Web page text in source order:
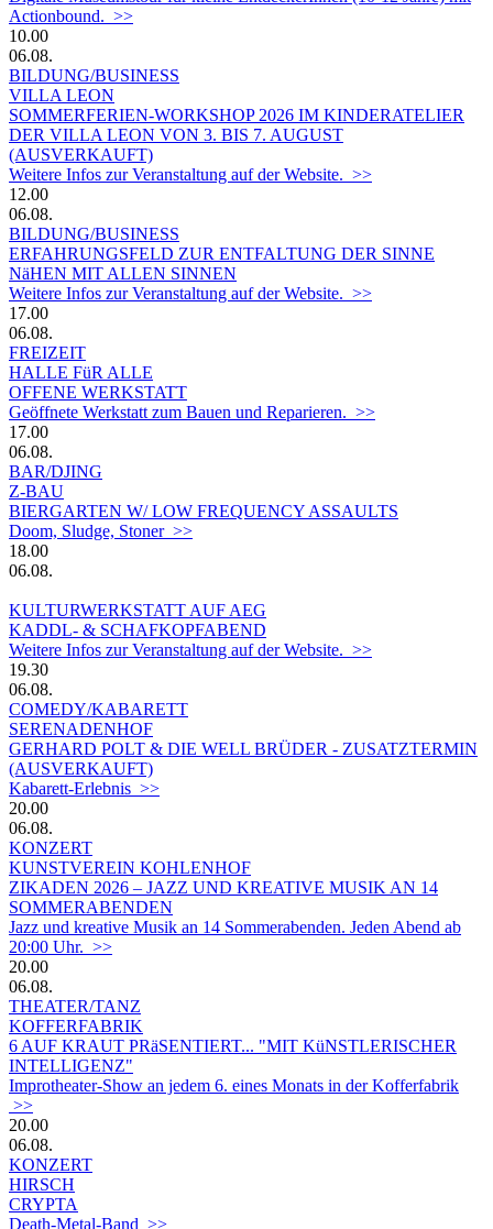
Actionbound. >>
10.00
06.08.
BILDUNG/BUSINESS
VILLA LEON
SOMMERFERIEN-WORKSHOP 2026 IM KINDERATELIER
DER VILLA LEON VON 3. BIS 7. AUGUST
(AUSVERKAUFT)
Weitere Infos zur Veranstaltung auf der Website. >>
12.00
06.08.
BILDUNG/BUSINESS
ERFAHRUNGSFELD ZUR ENTFALTUNG DER SINNE
NäHEN MIT ALLEN SINNEN
Weitere Infos zur Veranstaltung auf der Website. >>
17.00
06.08.
FREIZEIT
HALLE FüR ALLE
OFFENE WERKSTATT
Geöffnete Werkstatt zum Bauen und Reparieren. >>
17.00
06.08.
BAR/DJING
Z-BAU
BIERGARTEN W/ LOW FREQUENCY ASSAULTS
Doom, Sludge, Stoner >>
18.00
06.08.
KULTURWERKSTATT AUF AEG
KADDL- & SCHAFKOPFABEND
Weitere Infos zur Veranstaltung auf der Website. >>
19.30
06.08.
COMEDY/KABARETT
SERENADENHOF
GERHARD POLT & DIE WELL BRÜDER - ZUSATZTERMIN
(AUSVERKAUFT)
Kabarett-Erlebnis >>
20.00
06.08.
KONZERT
KUNSTVEREIN KOHLENHOF
ZIKADEN 2026 – JAZZ UND KREATIVE MUSIK AN 14
SOMMERABENDEN
Jazz und kreative Musik an 14 Sommerabenden. Jeden Abend ab
20:00 Uhr. >>
20.00
06.08.
THEATER/TANZ
KOFFERFABRIK
6 AUF KRAUT PRäSENTIERT... "MIT KüNSTLERISCHER
INTELLIGENZ"
Improtheater-Show an jedem 6. eines Monats in der Kofferfabrik
>>
20.00
06.08.
KONZERT
HIRSCH
CRYPTA
Death-Metal-Band >>